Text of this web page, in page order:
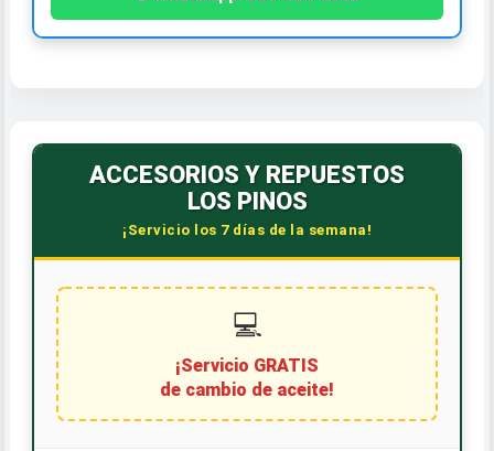
ACCESORIOS Y REPUESTOS
LOS PINOS
¡Servicio los 7 días de la semana!
💻
de cambio de aceite!